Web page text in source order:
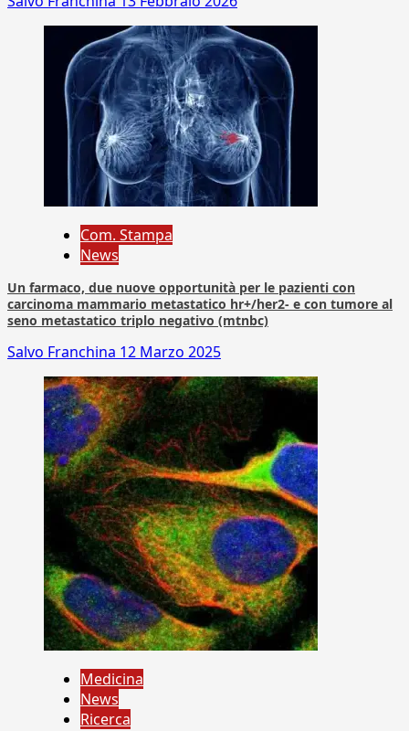
Com. Stampa
News
Un farmaco, due nuove opportunità per le pazienti con
carcinoma mammario metastatico hr+/her2- e con tumore al
seno metastatico triplo negativo (mtnbc)
Salvo Franchina 12 Marzo 2025
Medicina
News
Ricerca